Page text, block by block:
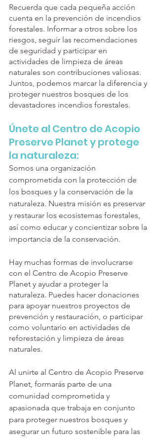
Recuerda que cada pequeña acción
cuenta en la prevención de incendios
forestales. Informar a otros sobre los
riesgos, seguir las recomendaciones
de seguridad y participar en
actividades de limpieza de áreas
naturales son contribuciones valiosas.
Juntos, podemos marcar la diferencia y
proteger nuestros bosques de los
devastadores incendios forestales.
Únete al Centro de Acopio
Preserve Planet y protege
la naturaleza:
Somos una organización
comprometida con la protección de
los bosques y la conservación de la
naturaleza. Nuestra misión es preservar
y restaurar los ecosistemas forestales,
así como educar y concientizar sobre la
importancia de la conservación.
Hay muchas formas de involucrarse
con el Centro de Acopio Preserve
Planet y ayudar a proteger la
naturaleza. Puedes hacer donaciones
para apoyar nuestros proyectos de
prevención y restauración, o participar
como voluntario en actividades de
reforestación y limpieza de áreas
naturales.
Al unirte al Centro de Acopio Preserve
Planet, formarás parte de una
comunidad comprometida y
apasionada que trabaja en conjunto
para proteger nuestros bosques y
asegurar un futuro sostenible para las